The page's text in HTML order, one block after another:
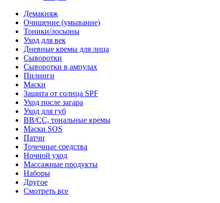
Демакияж
Очищение (умывание)
Тоники/лосьоны
Уход для век
Дневные кремы для лица
Сыворотки
Сыворотки в ампулах
Пилинги
Маски
Защита от солнца SPF
Уход после загара
Уход для губ
BB/CC, тональные кремы
Маски SOS
Патчи
Точечные средства
Ночной уход
Массажные продукты
Наборы
Другое
Смотреть все